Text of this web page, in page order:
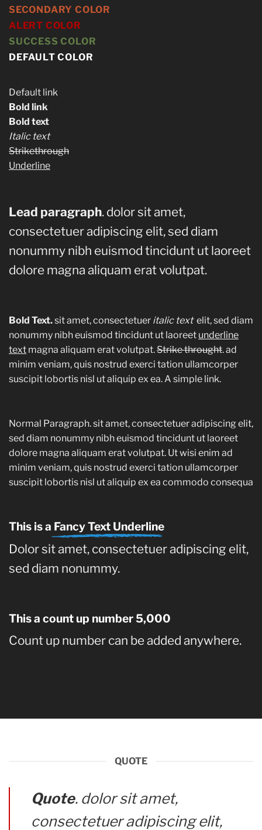
SECONDARY COLOR
ALERT COLOR
SUCCESS COLOR
DEFAULT COLOR
Default link
Bold link
Bold text
Italic text
Strikethrough
Underline
Lead paragraph. dolor sit amet,
consectetuer adipiscing elit, sed diam
nonummy nibh euismod tincidunt ut laoreet
dolore magna aliquam erat volutpat.
Bold Text.sit amet, consectetuer italic text elit, sed diam
nonummy nibh euismod tincidunt ut laoreet underline
text magna aliquam erat volutpat.Strike throught. ad
minim veniam, quis nostrud exerci tation ullamcorper
suscipit lobortis nisl ut aliquip ex ea.A simple link.
Normal Paragraph. sit amet, consectetuer adipiscing elit,
sed diam nonummy nibh euismod tincidunt ut laoreet
dolore magna aliquam erat volutpat. Ut wisi enim ad
minim veniam, quis nostrud exerci tation ullamcorper
suscipit lobortis nisl ut aliquip ex ea commodo consequa
This is a Fancy Text Underline
Dolor sit amet, consectetuer adipiscing elit,
sed diam nonummy.
This a count up number5,000
Count up number can be added anywhere.
QUOTE
Quote. dolor sit amet,
consectetuer adipiscing elit,